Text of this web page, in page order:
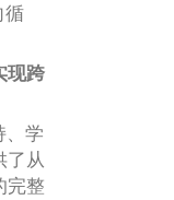
循
现跨
、学
了从
完整